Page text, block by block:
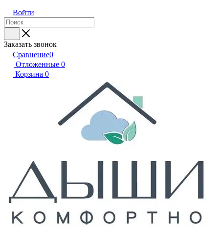
Войти
Заказать звонок
Сравнение0
Отложенные 0
Корзина 0